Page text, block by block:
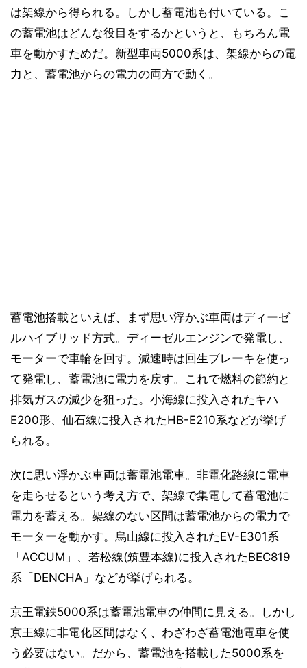
は架線から得られる。しかし蓄電池も付いている。こ
の蓄電池はどんな役目をするかというと、もちろん電
車を動かすためだ。新型車両5000系は、架線からの電
力と、蓄電池からの電力の両方で動く。
蓄電池搭載といえば、まず思い浮かぶ車両はディーゼ
ルハイブリッド方式。ディーゼルエンジンで発電し、
モーターで車輪を回す。減速時は回生ブレーキを使っ
て発電し、蓄電池に電力を戻す。これで燃料の節約と
排気ガスの減少を狙った。小海線に投入されたキハ
E200形、仙石線に投入されたHB-E210系などが挙げ
られる。
次に思い浮かぶ車両は蓄電池電車。非電化路線に電車
を走らせるという考え方で、架線で集電して蓄電池に
電力を蓄える。架線のない区間は蓄電池からの電力で
モーターを動かす。烏山線に投入されたEV-E301系
「ACCUM」、若松線(筑豊本線)に投入されたBEC819
系「DENCHA」などが挙げられる。
京王電鉄5000系は蓄電池電車の仲間に見える。しかし
京王線に非電化区間はなく、わざわざ蓄電池電車を使
う必要はない。だから、蓄電池を搭載した5000系を